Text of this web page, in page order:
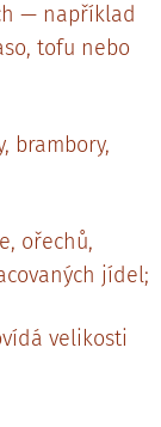
— například
tofu nebo
brambory,
ořechů,
jídel;
velikosti